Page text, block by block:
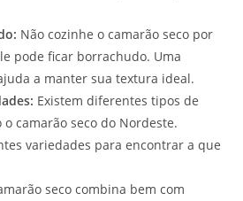
Não cozinhe o camarão seco por
pode ficar borrachudo. Uma
a manter sua textura ideal.
Existem diferentes tipos de
o camarão seco do Nordeste.
variedades para encontrar a que
seco combina bem com